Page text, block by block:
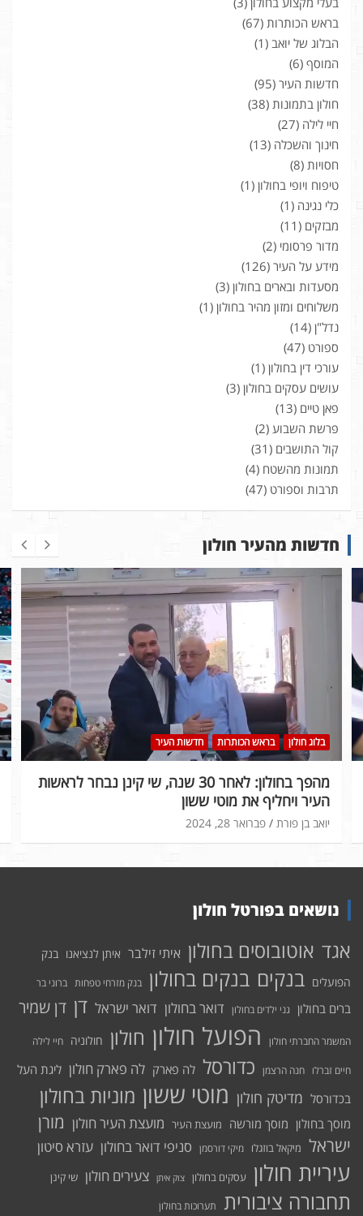
בראש הכותרות (67)
הבלוג של יואב (1)
המוסף (6)
חדשות העיר (95)
חולון בתמונות (38)
חיי לילה (27)
חינוך והשכלה (13)
חסויות (8)
טיפוח ויופי בחולון (1)
כלי נגינה (1)
מבזקים (11)
מדור פרסומי (2)
מידע על העיר (126)
מסעדות ובארים בחולון (3)
משלוחים ומזון מהיר בחולון (1)
נדל"ן (14)
ספורט (47)
עורכי דין בחולון (1)
עושים עסקים בחולון (3)
פאן טיים (13)
פרשת השבוע (2)
קול התושבים (31)
תמונות מהשטח (4)
תרבות וספורט (47)
חדשות מהעיר חולון
בלוג חולון בראש הכותרות חדשות העיר
מהפך בחולון: לאחר 30 שנה, שי קינן נבחר לראשות
העיר ויחליף את מוטי ששון
פברואר 28, 2024 יואב בן פורת
נושאים בפורטל חולון
אגד אוטובוסים בחולון איתי זילבר איתן לנציאנו בנק
הפועלים בנקים בנקים בחולון בנק מזרחי טפחות ברוני בר
ברים בחולון גני ילדים בחולון דואר בחולון דואר ישראל דן דן שמיר
המשמר החברתי חולון הפועל חולון חולון חולוניה חיי לילה
חיים זברלו חנה הרצמן כדורסל לה פארק לה פארק חולון ליגת העל
בכדורסל מדיטק חולון מוטי ששון מוניות בחולון
מוסך בחולון מוסך מורשה מועצת העיר מועצת העיר חולון מורן
ישראל מיקאל בוזגלו מיקי דורסמן סניפי דואר בחולון עזרא סיטון
עיריית חולון עסקים בחולון צוק איתן צעירים חולון שי קינן
תחבורה ציבורית תערוכות בחולון